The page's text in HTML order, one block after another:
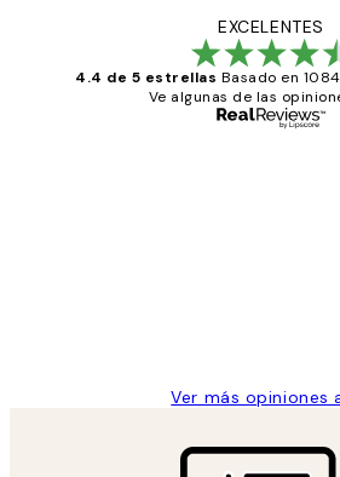
EXCELENTES
4.4 de 5 estrellas Basado en
Ve algunas de las
Ver más opiniones